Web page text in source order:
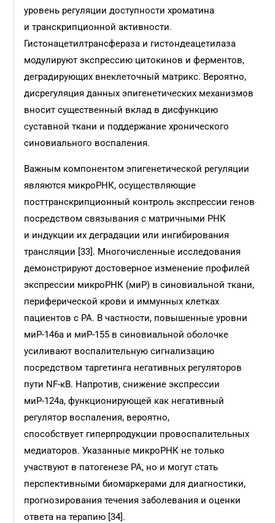
уровень регуляции доступности хроматина
и транскрипционной активности.
Гистонацетилтрансфераза и гистондеацетилаза
модулируют экспрессию цитокинов и ферментов,
деградирующих внеклеточный матрикс. Вероятно,
дисрегуляция данных эпигенетических механизмов
вносит существенный вклад в дисфункцию
суставной ткани и поддержание хронического
синовиального воспаления.
Важным компонентом эпигенетической регуляции
являются микроРНК, осуществляющие
посттранскрипционный контроль экспрессии генов
посредством связывания с матричными РНК
и индукции их деградации или ингибирования
трансляции [33]. Многочисленные исследования
демонстрируют достоверное изменение профилей
экспрессии микроРНК (миР) в синовиальной ткани,
периферической крови и иммунных клетках
пациентов с РА. В частности, повышенные уровни
миР-146а и миР-155 в синовиальной оболочке
усиливают воспалительную сигнализацию
посредством таргетинга негативных регуляторов
пути NF-κB. Напротив, снижение экспрессии
миР-124а, функционирующей как негативный
регулятор воспаления, вероятно,
способствует гиперпродукции провоспалительных
медиаторов. Указанные микроРНК не только
участвуют в патогенезе РА, но и могут стать
перспективными биомаркерами для диагностики,
прогнозирования течения заболевания и оценки
ответа на терапию [34].